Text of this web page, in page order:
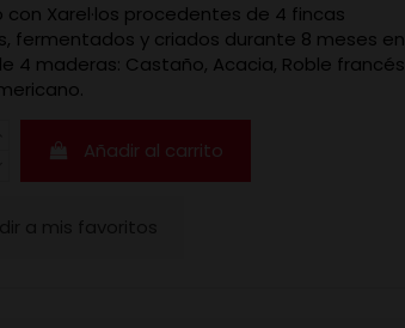
con Xarel·los procedentes de 4 fincas
fermentados y criados durante 8 meses en
4 maderas: Castaño, Acacia, Roble francés
Añadir al carrito